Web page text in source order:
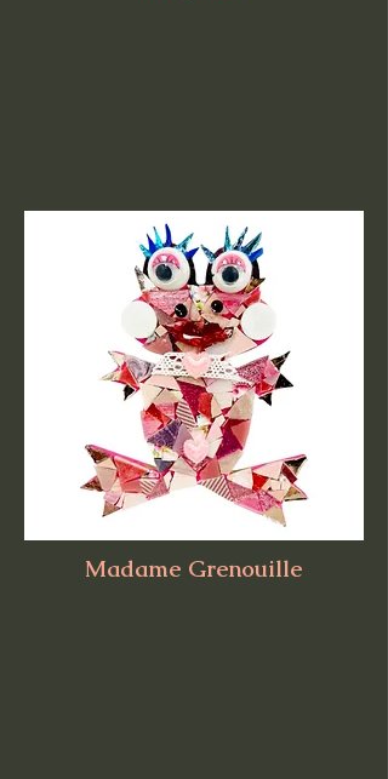
Madame Grenouille